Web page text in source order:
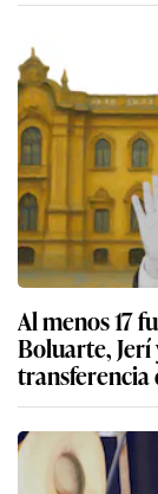
Al menos 17
Boluarte,
transferencia